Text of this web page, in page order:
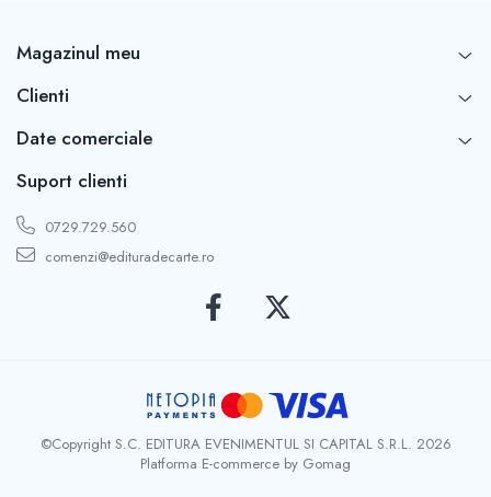
Magazinul meu
Clienti
Date comerciale
Suport clienti
0729.729.560
comenzi@edituradecarte.ro
©Copyright S.C. EDITURA EVENIMENTUL SI CAPITAL S.R.L. 2026
Platforma E-commerce by Gomag